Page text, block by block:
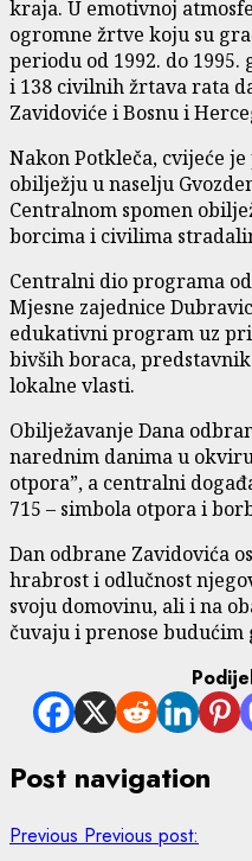
kraja. U emotivnoj
ogromne žrtve koju su
periodu od 1992. do
i 138 civilnih žrtava rata
Zavidoviće i Bosnu i
Nakon Potkleča, cvijeće
obilježju u naselju
Centralnom spomen
borcima i civilima
Centralni dio programa
Mjesne zajednice
edukativni program uz
bivših boraca,
lokalne vlasti.
Obilježavanje Dana
narednim danima u
otpora”, a centralni
715 – simbola otpora i
Dan odbrane Zavidovića
hrabrost i odlučnost
svoju domovinu, ali i na
čuvaju i prenose budućim
Post navigation
Previous Previous post: